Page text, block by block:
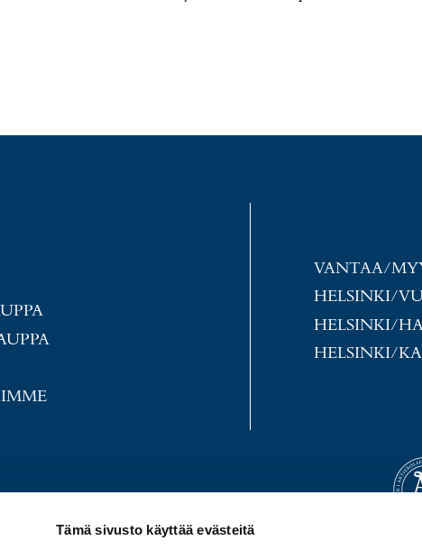
Tämä sivusto käyttää evästeitä
VANTAA/
HELSINKI/
HELSINKI/
HELSINKI/